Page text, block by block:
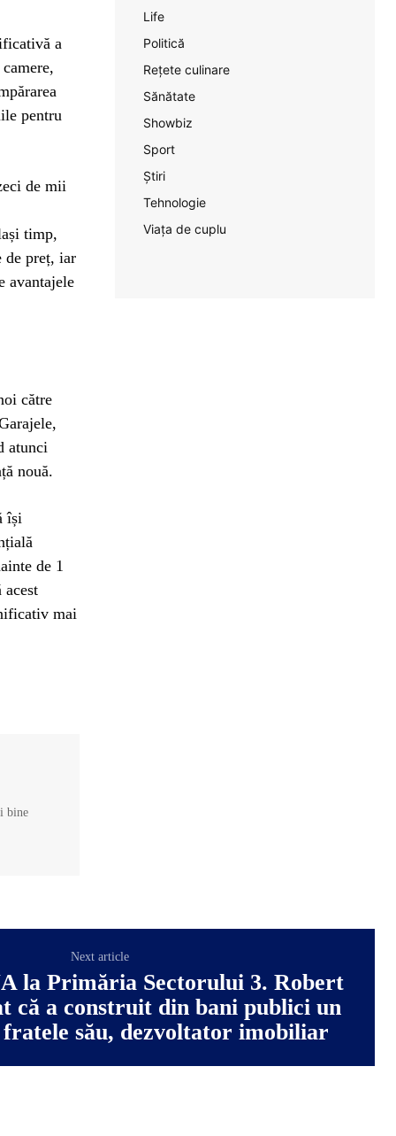
a
pentru
de mii
timp,
de preț, iar
avantajele
către
atunci
nouă.
își
de 1
mai
bine
Life
Politică
Rețete culinare
Sănătate
Showbiz
Sport
Știri
Tehnologie
Viața de cuplu
Next article
la Primăria Sectorului 3. Robert
că a construit din bani publici un
său, dezvoltator imobiliar